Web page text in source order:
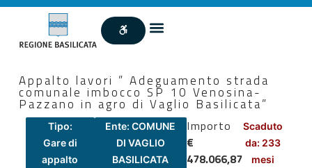
Appalto lavori ” Adeguamento strada
comunale imbocco SP 10 Venosina-
Pazzano in agro di Vaglio Basilicata”
Tipo:
Gare di
appalto
Ente: COMUNE
DI VAGLIO
BASILICATA
Importo
€
478.066,87
Scaduto
da: 233
mesi